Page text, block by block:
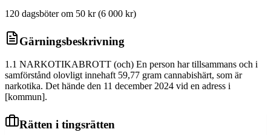
120 dagsböter om 50 kr (6 000 kr)
Gärningsbeskrivning
1.1 NARKOTIKABROTT (och) En person har tillsammans och i
samförstånd olovligt innehaft 59,77 gram cannabishärt, som är
narkotika. Det hände den 11 december 2024 vid en adress i
[kommun].
Rätten i tingsrätten